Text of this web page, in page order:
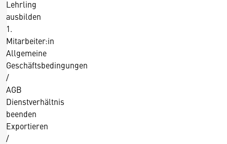
r
d
e
B
e
ö
r
d
e
Lehrling
ausbilden
1.
Mitarbeiter:in
Allgemeine
Geschäftsbedingungen
/
AGB
Dienstverhältnis
beenden
Exportieren
/